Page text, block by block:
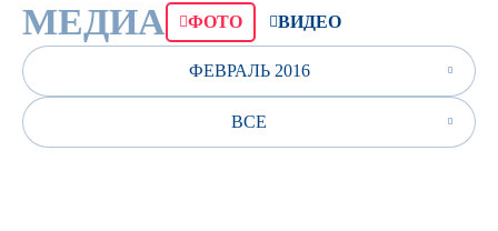
МЕДИА ФОТО ВИДЕО
ФЕВРАЛЬ 2016
ВСЕ